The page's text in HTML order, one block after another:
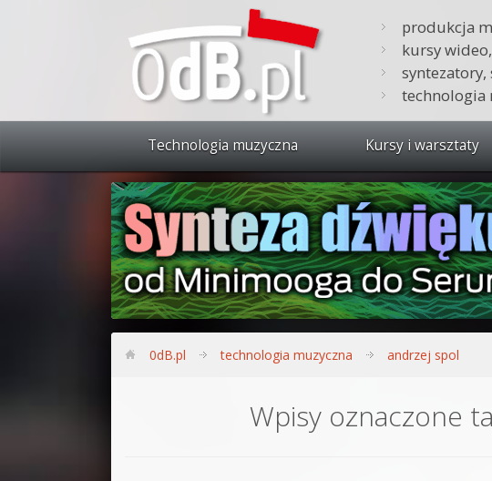
produkcja
kursy
technologia
Technologia muzyczna Kursy i warsztaty
Zobacz wszystkie
Synteza dźwięku 🔥
Produkcja
Bitwig Studio od
Sound Forge od
0dB.pl technologia muzyczna andrzej spol
Wpisy oznaczone